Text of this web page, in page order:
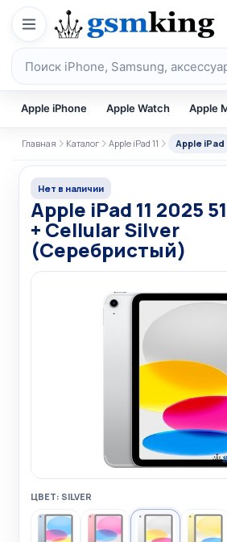
Перейти к содержимому
Поиск по каталогу
Apple iPhone Apple Watch Apple
Главная Каталог Apple iPad 11 Apple iPad
Нет в наличии
Apple iPad 11 2025
+ Cellular Silver
(Серебристый)
ЦВЕТ: SILVER